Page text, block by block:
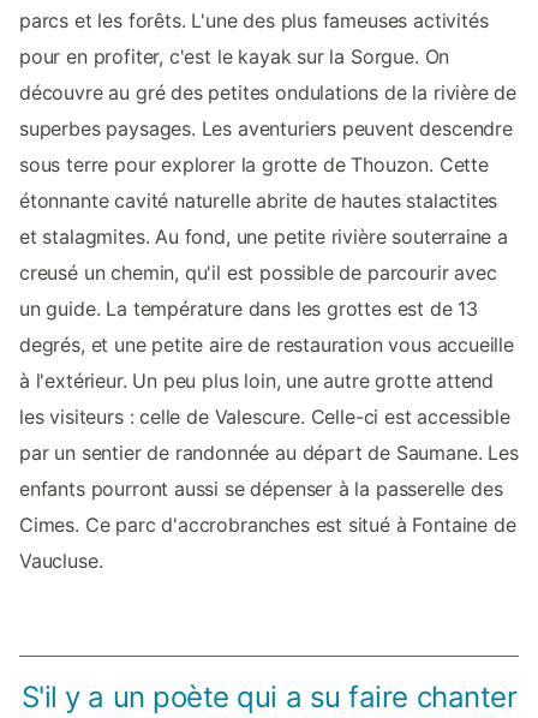
parcs et les forêts. L'une des plus fameuses activités
pour en profiter, c'est le kayak sur la Sorgue. On
découvre au gré des petites ondulations de la rivière de
superbes paysages. Les aventuriers peuvent descendre
sous terre pour explorer la grotte de Thouzon. Cette
étonnante cavité naturelle abrite de hautes stalactites
et stalagmites. Au fond, une petite rivière souterraine a
creusé un chemin, qu'il est possible de parcourir avec
un guide. La température dans les grottes est de 13
degrés, et une petite aire de restauration vous accueille
à l'extérieur. Un peu plus loin, une autre grotte attend
les visiteurs : celle de Valescure. Celle-ci est accessible
par un sentier de randonnée au départ de Saumane. Les
enfants pourront aussi se dépenser à la passerelle des
Cimes. Ce parc d'accrobranches est situé à Fontaine de
Vaucluse.
S'il y a un poète qui a su faire chanter